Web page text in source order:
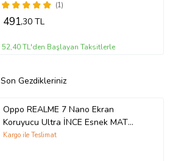
(1)
491,30 TL
52,40 TL'den Başlayan Taksitlerle
Son Gezdikleriniz
Oppo REALME 7 Nano Ekran
Koruyucu Ultra İNCE Esnek MAT
HAYALET
Kargo ile Teslimat